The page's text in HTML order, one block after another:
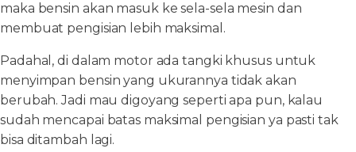
maka bensin akan masuk ke sela-sela mesin dan
membuat pengisian lebih maksimal.
Padahal, di dalam motor ada tangki khusus untuk
menyimpan bensin yang ukurannya tidak akan
berubah. Jadi mau digoyang seperti apa pun, kalau
sudah mencapai batas maksimal pengisian ya pasti tak
bisa ditambah lagi.